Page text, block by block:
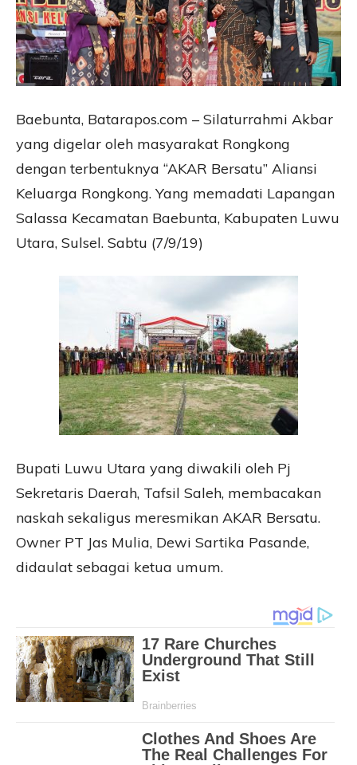
Baebunta, Batarapos.com – Silaturrahmi Akbar
yang digelar oleh masyarakat Rongkong
dengan terbentuknya “AKAR Bersatu” Aliansi
Keluarga Rongkong. Yang memadati Lapangan
Salassa Kecamatan Baebunta, Kabupaten Luwu
Utara, Sulsel. Sabtu (7/9/19)
Bupati Luwu Utara yang diwakili oleh Pj
Sekretaris Daerah, Tafsil Saleh, membacakan
naskah sekaligus meresmikan AKAR Bersatu.
Owner PT Jas Mulia, Dewi Sartika Pasande,
didaulat sebagai ketua umum.